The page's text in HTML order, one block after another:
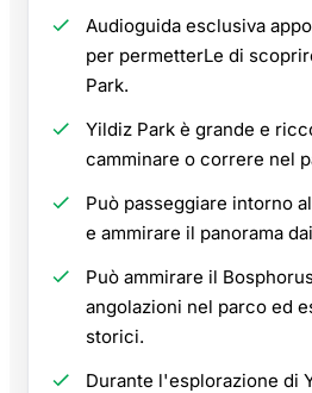
Audioguida esclusiva
per permetterLe di
Park.
Yildiz Park è grande e
camminare o correre nel
Può passeggiare intorno
e ammirare il panorama
Può ammirare il
angolazioni nel parco ed
storici.
Durante l'esplorazione di